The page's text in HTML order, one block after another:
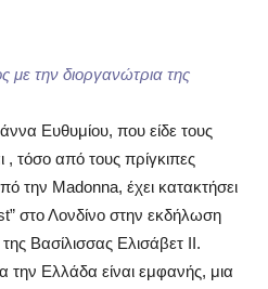
με την διοργανώτρια της
Ευθυμίου, που είδε τους
, τόσο από τους πρίγκιπες
την Madonna, έχει κατακτήσει
στο Λονδίνο στην εκδήλωση
Βασίλισσας Ελισάβετ ΙΙ.
την Ελλάδα είναι εμφανής, μια